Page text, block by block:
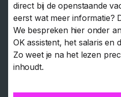
direct bij de openstaande
eerst wat meer informatie?
We bespreken hier onder
OK assistent, het salaris en
Zo weet je na het lezen
inhoudt.